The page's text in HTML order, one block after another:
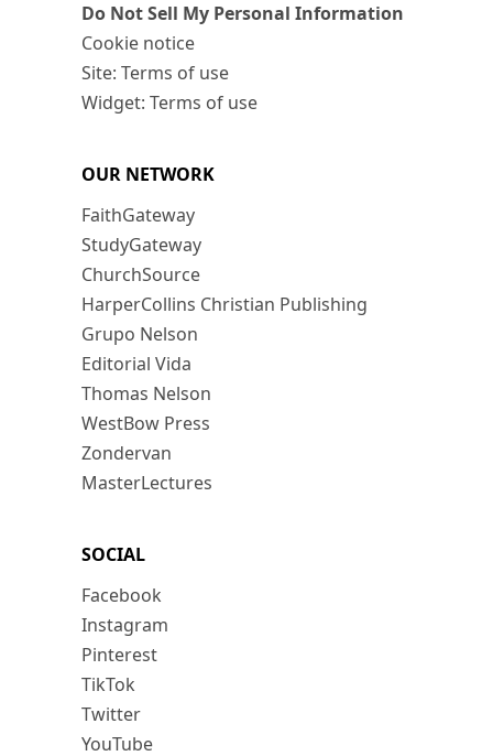
Do Not Sell My Personal Information
Cookie notice
Site: Terms of use
Widget: Terms of use
OUR NETWORK
FaithGateway
StudyGateway
ChurchSource
HarperCollins Christian Publishing
Grupo Nelson
Editorial Vida
Thomas Nelson
WestBow Press
Zondervan
MasterLectures
SOCIAL
Facebook
Instagram
Pinterest
TikTok
Twitter
YouTube